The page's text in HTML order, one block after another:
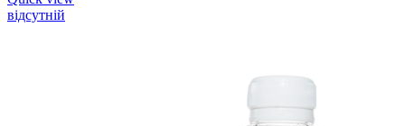
відсутній